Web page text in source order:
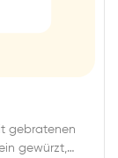
gebratenen
gewürzt,…